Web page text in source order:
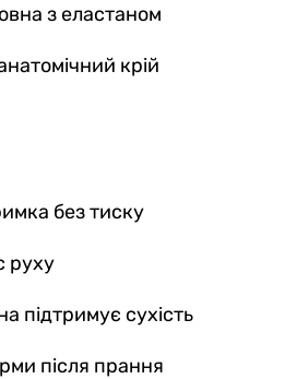
з еластаном
крій
без тиску
руху
підтримує сухість
після прання